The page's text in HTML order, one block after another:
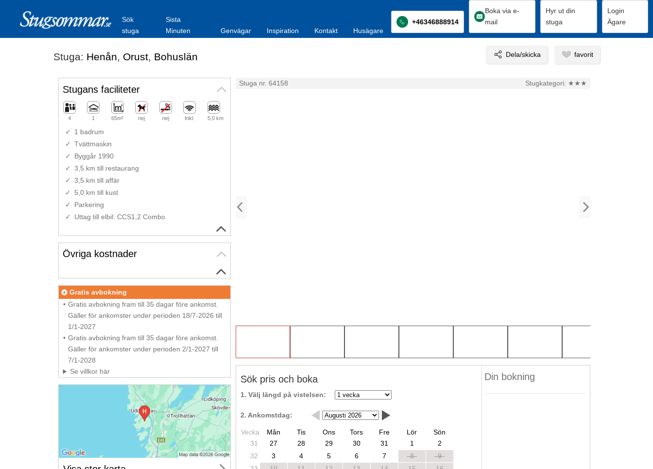
Sök
stuga
Sista
Minuten
Genvägar Inspiration Kontakt Husägare
+46346888914
Boka via e-
mail
Hyr ut din
stuga
Login
Ägare
Stuga: Henån, Orust, Bohuslän
Stuga nr. 64158 Stugkategori: ★★★
Sök pris och boka
1. Välj längd på vistelsen:
2. Ankomstdag:
Vecka Mån Tis Ons Tors Fre Lör
Sön
31
27 28 29 30 31 1
2
32
3 4 5 6 7 8
9
Din bokning
Stugans faciliteter
4 1 65m² nej nej Inkl. 5,0 km
1 badrum
Tvättmaskin
Byggår 1990
3,5 km till restaurang
3,5 km till affär
5,0 km till kust
Parkering
Uttag till elbil: CCS1,2 Combo
Övriga kostnader
Gratis avbokning
Gratis avbokning fram till 35 dagar före ankomst.
Gäller för ankomster under perioden 18/7-2026 till
1/1-2027
Gratis avbokning fram till 35 dagar före ankomst.
Gäller för ankomster under perioden 2/1-2027 till
7/1-2028
Se villkor här